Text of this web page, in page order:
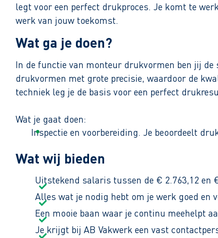
legt voor een perfect drukproces. Je komt te
werk van jouw toekomst.
Wat ga je doen?
In de functie van monteur drukvormen ben jij
drukvormen met grote precisie, waardoor de
techniek leg je de basis voor een perfect
Wat je gaat doen:
Inspectie en voorbereiding. Je beoordeelt
Afronding en controle. Je werkt de
Je komt te werken in een tweeploegendienst
werken in een professionele, moderne en
een baan waarin je echt bijdraagt aan
Wat wij bieden
Uitstekend salaris tussen de € 2.763,12
Alles wat je nodig hebt om je werk goed en
Een mooie baan waar je continu meehelpt
Je krijgt bij AB Vakwerk een vast